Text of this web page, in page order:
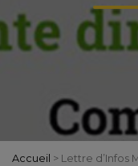
Accueil > Lettre d’Infos